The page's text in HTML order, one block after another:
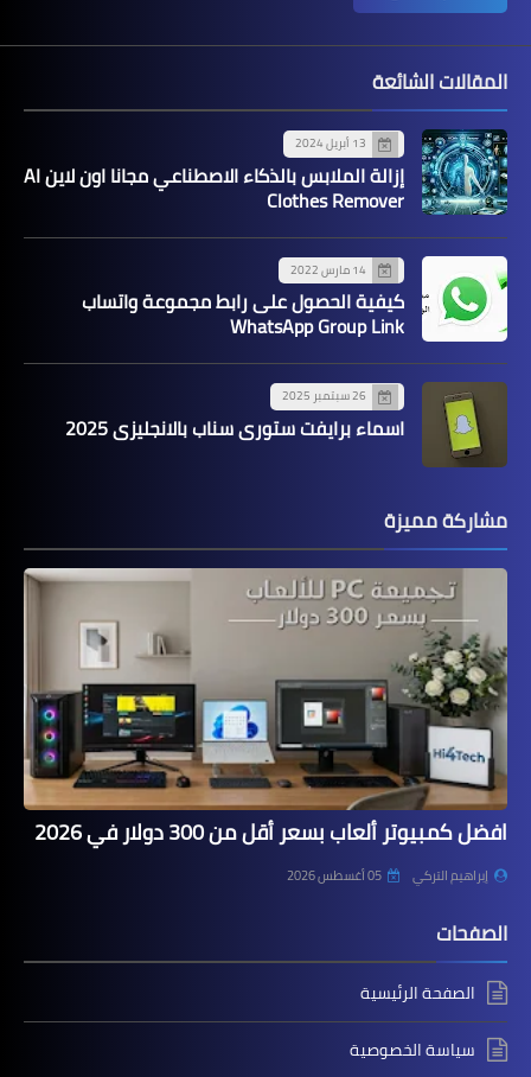
المقالات الشائعة
13 أبريل 2024
إزالة الملابس بالذكاء الاصطناعي مجانا اون لاين AI
Clothes Remover
14 مارس 2022
كيفية الحصول على رابط مجموعة واتساب
WhatsApp Group Link
26 سبتمبر 2025
اسماء برايفت ستوري سناب بالانجليزي 2025
مشاركة مميزة
افضل كمبيوتر ألعاب بسعر أقل من 300 دولار في 2026
إبراهيم التركي 05 أغسطس 2026
الصفحات
الصفحة الرئيسية
سياسة الخصوصية